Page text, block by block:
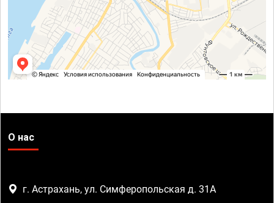
О нас
г. Астрахань, ул. Симферопольская д. 31А